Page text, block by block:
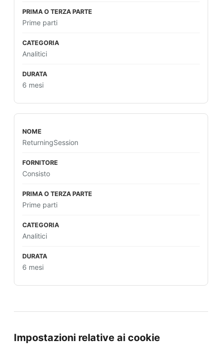
Prime parti
Analitici
6 mesi
ReturningSession
Consisto
Prime parti
Analitici
6 mesi
Impostazioni relative ai cookie